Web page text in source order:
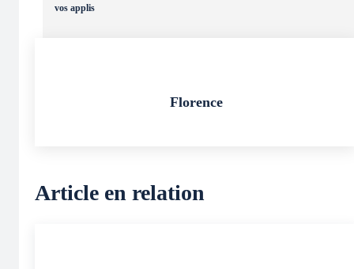
vos applis
Florence
Article en relation